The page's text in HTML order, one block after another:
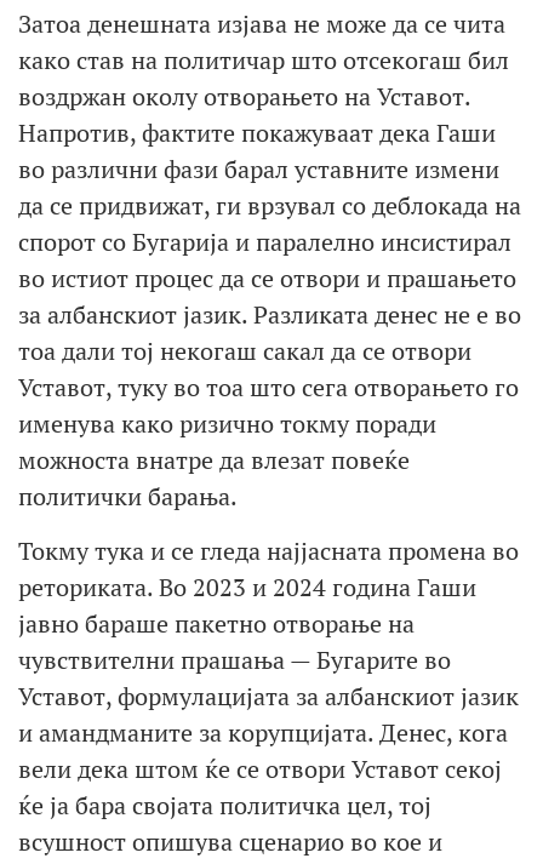
Затоа денешната изјава не може да се чита
како став на политичар што отсекогаш бил
воздржан околу отворањето на Уставот.
Напротив, фактите покажуваат дека Гаши
во различни фази барал уставните измени
да се придвижат, ги врзувал со деблокада на
спорот со Бугарија и паралелно инсистирал
во истиот процес да се отвори и прашањето
за албанскиот јазик. Разликата денес не е во
тоа дали тој некогаш сакал да се отвори
Уставот, туку во тоа што сега отворањето го
именува како ризично токму поради
можноста внатре да влезат повеќе
политички барања.
Токму тука и се гледа најјасната промена во
реториката. Во 2023 и 2024 година Гаши
јавно бараше пакетно отворање на
чувствителни прашања — Бугарите во
Уставот, формулацијата за албанскиот јазик
и амандманите за корупцијата. Денес, кога
вели дека штом ќе се отвори Уставот секој
ќе ја бара својата политичка цел, тој
всушност опишува сценарио во кое и